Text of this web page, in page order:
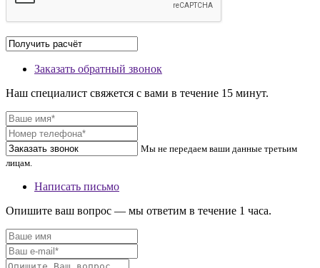
Заказать обратный звонок
Наш специалист свяжется с вами в течение 15 минут.
Мы не передаем ваши данные третьим
лицам.
Написать письмо
Опишите ваш вопрос — мы ответим в течение 1 часа.